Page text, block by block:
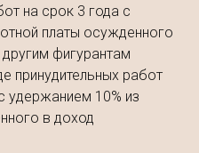
на срок 3 года с
платы осужденного
фигурантам
принудительных работ
удержанием 10% из
в доход